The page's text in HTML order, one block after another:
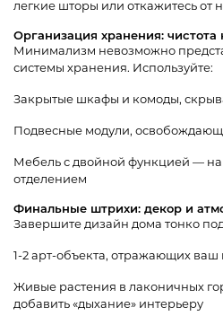
легкие шторы или откажитесь от
Организация хранения: чистота
Минимализм невозможно
системы хранения. Используйте:
Закрытые шкафы и комоды,
Подвесные модули,
Мебель с двойной функцией —
отделением
Финальные штрихи: декор и
Завершите дизайн дома тонко
1-2 арт-объекта, отражающих ваш
Живые растения в лаконичных
добавить «дыхание» интерьеру